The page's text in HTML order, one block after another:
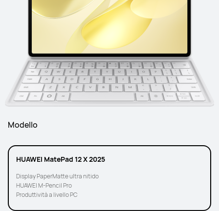
Modello
HUAWEI MatePad 12 X 2025
Display PaperMatte ultra nitido
HUAWEI M-Pencil Pro
Produttività a livello PC